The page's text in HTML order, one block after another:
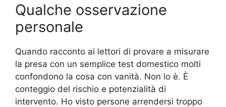
Qualche osservazione
personale
Quando racconto ai lettori di provare a misurare
la presa con un semplice test domestico molti
confondono la cosa con vanità. Non lo è. È
conteggio del rischio e potenzialità di
intervento. Ho visto persone arrendersi troppo